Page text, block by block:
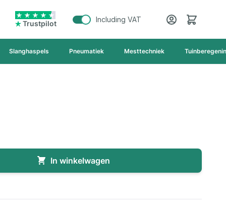
Trustpilot
Including VAT Cart
Slanghaspels Pneumatiek Mesttechniek
In winkelwagen